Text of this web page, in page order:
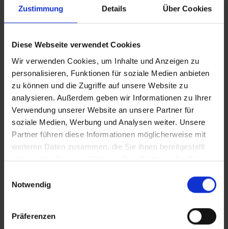
Zustimmung Details Über Cookies
Diese Webseite verwendet Cookies
Wir verwenden Cookies, um Inhalte und Anzeigen zu
personalisieren, Funktionen für soziale Medien anbieten
zu können und die Zugriffe auf unsere Website zu
analysieren. Außerdem geben wir Informationen zu Ihrer
Verwendung unserer Website an unsere Partner für
soziale Medien, Werbung und Analysen weiter. Unsere
Partner führen diese Informationen möglicherweise mit
weiteren Daten zusammen, die Sie ihnen bereitgestellt
haben oder die sie im Rahmen Ihrer Nutzung der Dienste
Notwendig
Präferenzen
In Sicherheit in Deutschland, in Gedanken im Krieg
CLEAN_Vom Tumorpatienten zum Extremsportler
Zusätzliches Material